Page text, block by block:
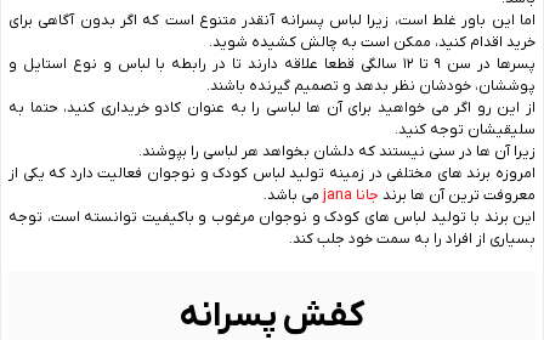
اما این باور غلط است، زیرا لباس پسرانه آنقدر متنوع است که اگر بدون آگاهی برای
خرید اقدام کنید، ممکن است به چالش کشیده شوید.
پسرها در سن ۹ تا ۱۲ سالگی قطعا علاقه دارند تا در رابطه با لباس و نوع استایل و
پوششان، خودشان نظر بدهد و تصمیم گیرنده باشند.
از این رو اگر می خواهید برای آن ها لباسی را به عنوان کادو خریداری کنید، حتما به
سلیقیشان توجه کنید.
زیرا آن ها در سنی نیستند که دلشان بخواهد هر لباسی را بپوشند.
امروزه برند های مختلفی در زمینه تولید لباس کودک و نوجوان فعالیت دارد که یکی از
معروفت ترین آن ها برند جانا jana
می باشد.
این برند با تولید لباس های کودک و نوجوان مرغوب و باکیفیت توانسته است، توجه
بسیاری از افراد را به سمت خود جلب کند.
کفش پسرانه